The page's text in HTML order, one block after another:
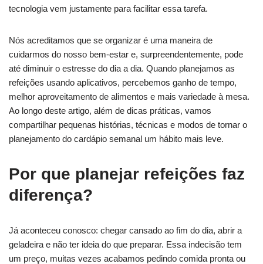
tecnologia vem justamente para facilitar essa tarefa.
Nós acreditamos que se organizar é uma maneira de
cuidarmos do nosso bem-estar e, surpreendentemente, pode
até diminuir o estresse do dia a dia. Quando planejamos as
refeições usando aplicativos, percebemos ganho de tempo,
melhor aproveitamento de alimentos e mais variedade à mesa.
Ao longo deste artigo, além de dicas práticas, vamos
compartilhar pequenas histórias, técnicas e modos de tornar o
planejamento do cardápio semanal um hábito mais leve.
Por que planejar refeições faz
diferença?
Já aconteceu conosco: chegar cansado ao fim do dia, abrir a
geladeira e não ter ideia do que preparar. Essa indecisão tem
um preço, muitas vezes acabamos pedindo comida pronta ou